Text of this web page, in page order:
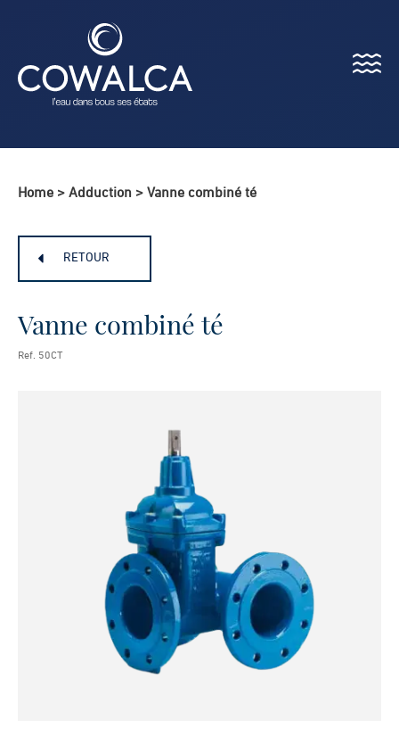
Menu
Home > Adduction > Vanne combiné té
RETOUR
Vanne combiné té
Ref. 50CT